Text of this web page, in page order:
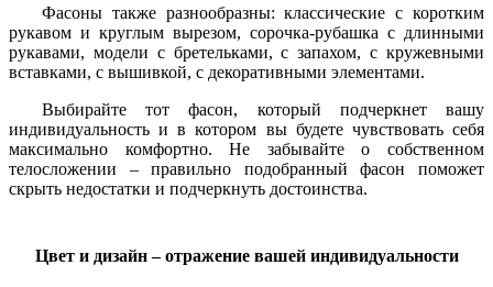
Фасоны также разнообразны: классические с коротким
рукавом и круглым вырезом, сорочка-рубашка с длинными
рукавами, модели с бретельками, с запахом, с кружевными
вставками, с вышивкой, с декоративными элементами.
Выбирайте тот фасон, который подчеркнет вашу
индивидуальность и в котором вы будете чувствовать себя
максимально комфортно. Не забывайте о собственном
телосложении – правильно подобранный фасон поможет
скрыть недостатки и подчеркнуть достоинства.
Цвет и дизайн – отражение вашей индивидуальности